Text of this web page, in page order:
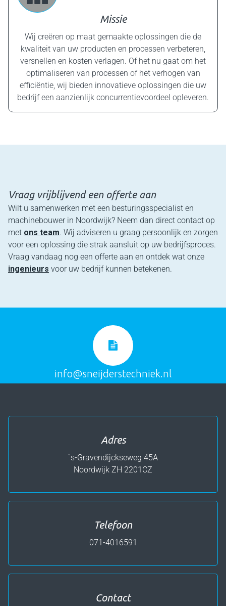
Missie
Wij creëren op maat gemaakte oplossingen die de
kwaliteit van uw producten en processen verbeteren,
versnellen en kosten verlagen. Of het nu gaat om het
optimaliseren van processen of het verhogen van
efficiëntie, wij bieden innovatieve oplossingen die uw
bedrijf een aanzienlijk concurrentievoordeel opleveren.
Vraag vrijblijvend een offerte aan
Wilt u samenwerken met een besturingsspecialist en
machinebouwer in Noordwijk? Neem dan direct contact op
met ons team. Wij adviseren u graag persoonlijk en zorgen
voor een oplossing die strak aansluit op uw bedrijfsproces.
Vraag vandaag nog een offerte aan en ontdek wat onze
ingenieurs voor uw bedrijf kunnen betekenen.
info@sneijderstechniek.nl
Adres
`s-Gravendijckseweg 45A
Noordwijk ZH 2201CZ
Telefoon
071-4016591
Contact